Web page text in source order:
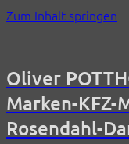
Zum Inhalt springen
Oliver
Marken-
Rosendahl-